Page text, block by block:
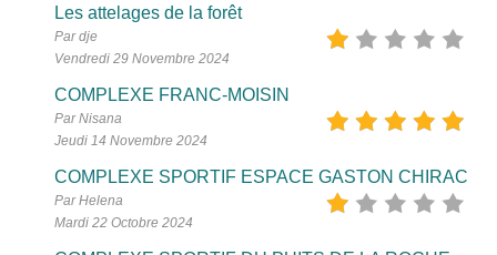
Les attelages de la forêt
Par dje
Vendredi 29 Novembre 2024
COMPLEXE FRANC-MOISIN
Par Nisana
Jeudi 14 Novembre 2024
COMPLEXE SPORTIF ESPACE GASTON CHIRAC
Par Helena
Mardi 22 Octobre 2024